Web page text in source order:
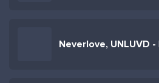
Neverlove, UNLUVD -